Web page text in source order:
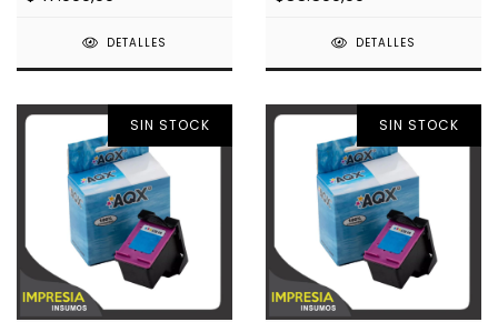
DETALLES DETALLES
SIN STOCK SIN STOCK